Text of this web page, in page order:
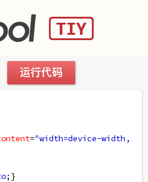
="width=device-width,
;}